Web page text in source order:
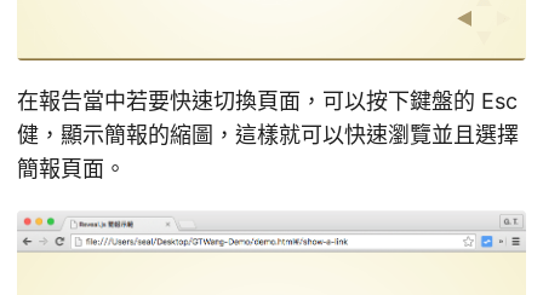
在報告當中若要快速切換頁面，可以按下鍵盤的 Esc
健，顯示簡報的縮圖，這樣就可以快速瀏覽並且選擇
簡報頁面。